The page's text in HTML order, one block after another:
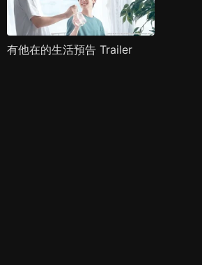
有他在的生活預告 Trailer